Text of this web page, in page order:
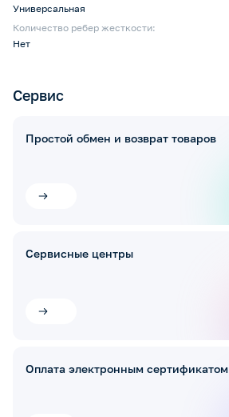
Универсальная
Количество ребер жесткости:
Нет
Сервис
Простой обмен и возврат товаров
Сервисные центры
Оплата электронным сертификатом